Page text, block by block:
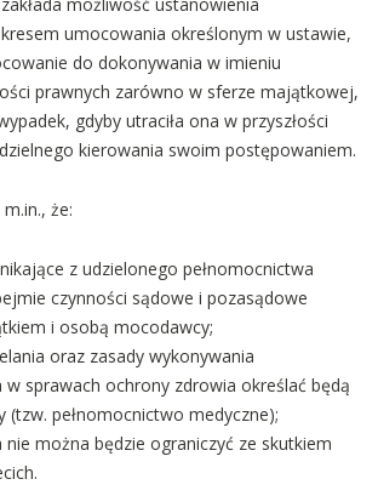
umocowania określonym w ustawie,
do dokonywania w imieniu
prawnych zarówno w sferze majątkowej,
gdyby utraciła ona w przyszłości
kierowania swoim postępowaniem.
że:
z udzielonego pełnomocnictwa
czynności sądowe i pozasądowe
i osobą mocodawcy;
oraz zasady wykonywania
w sprawach ochrony zdrowia określać będą
(tzw. pełnomocnictwo medyczne);
nie można będzie ograniczyć ze skutkiem